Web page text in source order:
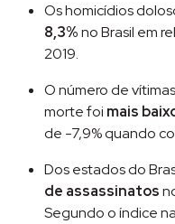
Os homicídios
8,3%no Brasil em
2019.
O número de
morte foi mais
de -7,9% quando
Dos estados do
de assassinatos
Segundo o índice